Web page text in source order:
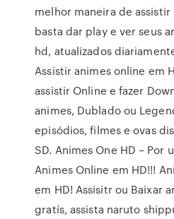
melhor maneira de
basta dar play e ver seus
hd, atualizados
Assistir animes online em
assistir Online e fazer
animes, Dublado ou
episódios, filmes e ovas
SD. Animes One HD – Por
Animes Online em HD!!!
em HD! Assisitr ou Baixar
gratís, assista naruto